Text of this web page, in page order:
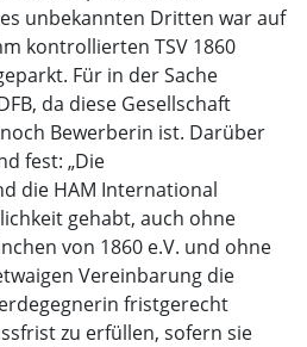
unbekannten Dritten war auf
kontrollierten TSV 1860
Für in der Sache
da diese Gesellschaft
Bewerberin ist. Darüber
fest: „Die
die HAM International
gehabt, auch ohne
von 1860 e.V. und ohne
Vereinbarung die
fristgerecht
zu erfüllen, sofern sie